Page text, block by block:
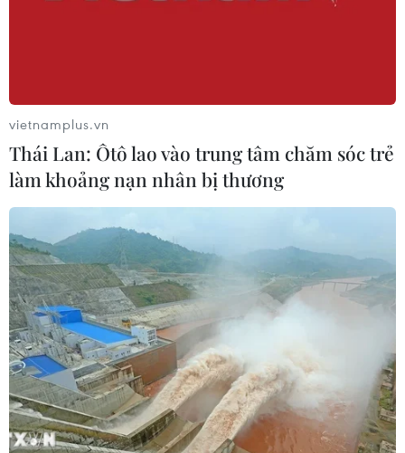
vietnamplus.vn
Thái Lan: Ôtô lao vào trung tâm chăm sóc trẻ
làm khoảng nạn nhân bị thương